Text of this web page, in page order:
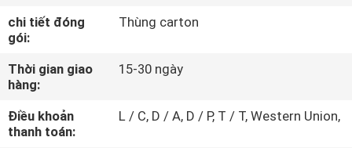
THAM
QUAN
NHÀ
MÁY
chi tiết đóng
gói:
Thùng carton
Thời gian giao
hàng:
15-30 ngày
Điều khoản
thanh toán:
L / C, D / A, D / P, T / T, Western Union,